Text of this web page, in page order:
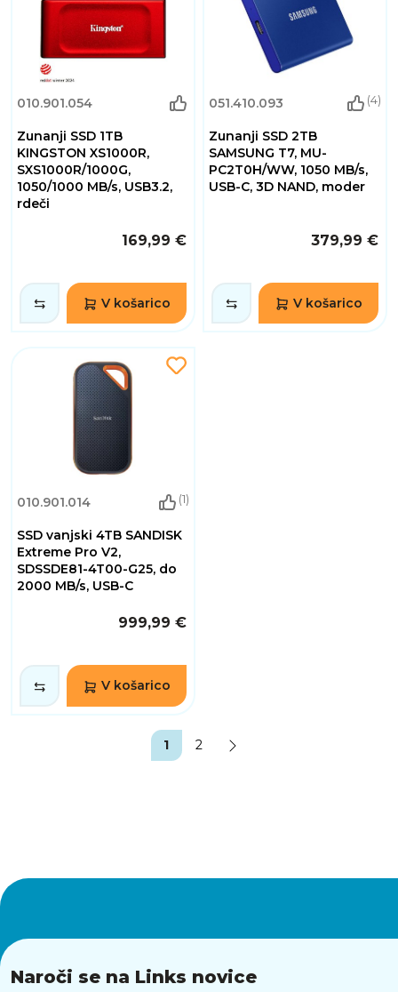
010.901.054
Zunanji SSD 1TB
KINGSTON XS1000R,
SXS1000R/1000G,
1050/1000 MB/s, USB3.2,
rdeči
169,99 €
V košarico
051.410.093 (4)
Zunanji SSD 2TB
SAMSUNG T7, MU-
PC2T0H/WW, 1050 MB/s,
USB-C, 3D NAND, moder
379,99 €
V košarico
010.901.014 (1)
SSD vanjski 4TB SANDISK
Extreme Pro V2,
SDSSDE81-4T00-G25, do
2000 MB/s, USB-C
999,99 €
V košarico
1 2
Naroči se na Links novice